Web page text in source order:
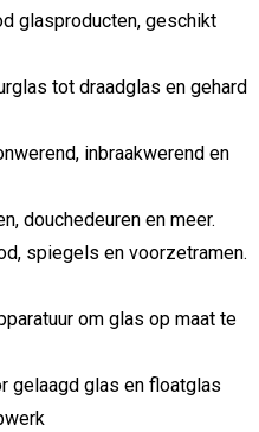
glasproducten, geschikt
tot draadglas en gehard
inbraakwerend en
douchedeuren en meer.
spiegels en voorzetramen.
om glas op maat te
gelaagd glas en floatglas